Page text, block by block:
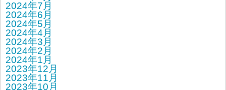
2024年7月
2024年6月
2024年5月
2024年4月
2024年3月
2024年2月
2024年1月
2023年12月
2023年11月
2023年10月